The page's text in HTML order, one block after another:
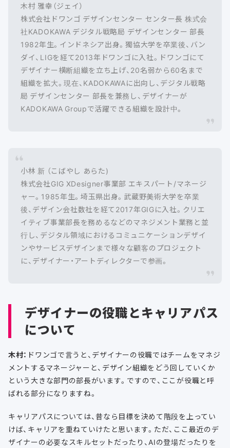
木村 雅幸（ジェイ）
株式会社ドワンゴ デザインセンター センター長 株式会
社KADOKAWA デジタル戦略局 デザインセンター 部長
1982年生。インドネシア出身。獨協大学を卒業後、バン
ダイ、LIGを経て2013年ドワンゴに入社。ドワンゴにて
デザイナー横断組織を立ち上げ、20名弱から60名まで
組織を拡大。現在、KADOKAWAに出向し、デジタル戦略
局 デザインセンター 部長を兼務し、デザイナーが
KADOKAWA Groupで活躍できる組織を設計中。
小林 新 （こばやし あらた)
株式会社GIG XDesigner事業部 エキスパート/マネージ
ャー。1985年生。埼玉県出身。武蔵野美術大学を卒業
後、デザイン会社数社を経て2017年GIGに入社。クリエ
イティブ事業部長を務めるなどのマネジメント業務と並
行し、デジタル領域におけるコミュニケーションデザイ
ンやサービスデザインまで様々な顧客のプロジェクト
に、デザイナー・アートディレクターで参画。
デザイナーの役職とキャリアパス
について
木村： ドワンゴで言うと、デザイナーの役職ではチームをマネジ
メントするマネージャーと、デザイン組織をどう回していくか
という大きな部門の部長がいます。ですので、ここが役職と呼
ばれる部分になりますね。
キャリアパスについては、昔なら目標を決めて階段を上ってい
けば、キャリアを重ねていけたと思います。ただ、ここ最近のデ
ザイナーの必要なスキルセットだったり、AIの登場だったりを